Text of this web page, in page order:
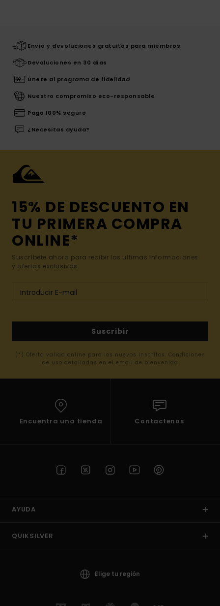
Envío y devoluciones gratuitos para miembros
Devoluciones en 30 días
Únete al programa de fidelidad
Nuestro compromiso eco-responsable
Pago 100% seguro
¿Necesitas ayuda?
15% DE DESCUENTO EN
TU PRIMERA COMPRA
ONLINE*
Suscríbete ahora para recibir las ultimas informaciones
y ofertas exclusivas.
Suscribir
(*) Oferta valida online para los nuevos inscritos. Condiciones
de uso detalladas en el email de bienvenida
Encuentra una tienda Contactenos
AYUDA
QUIKSILVER
Elige tu región